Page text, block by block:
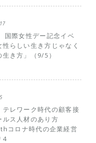
国際女性デー記念イベ
らしい生き方じゃなく
き方」（9/5）
テレワーク時代の顧客接
ルス人材のあり方
コロナ時代の企業経営
4